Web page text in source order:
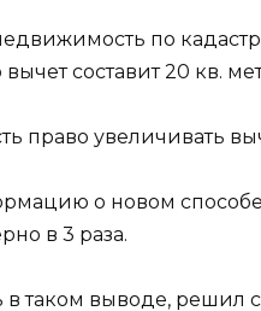
по
составит 20 кв.
право увеличивать
о новом
в 3 раза.
таком выводе, решил